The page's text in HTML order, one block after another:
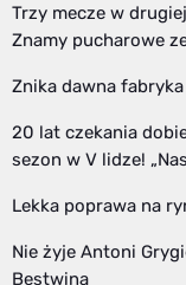
Trzy mecze w
Znamy pucharowe
Znika dawna
20 lat czekania
sezon w V lidze!
Lekka poprawa na
Nie żyje Antoni
Bestwina